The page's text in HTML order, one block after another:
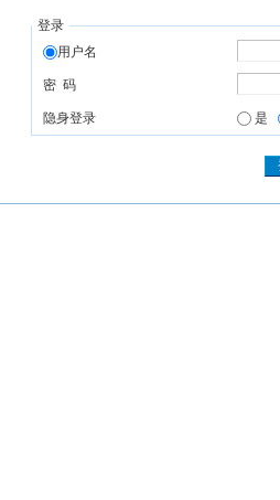
登录
用户名
密 码
隐身登录 是